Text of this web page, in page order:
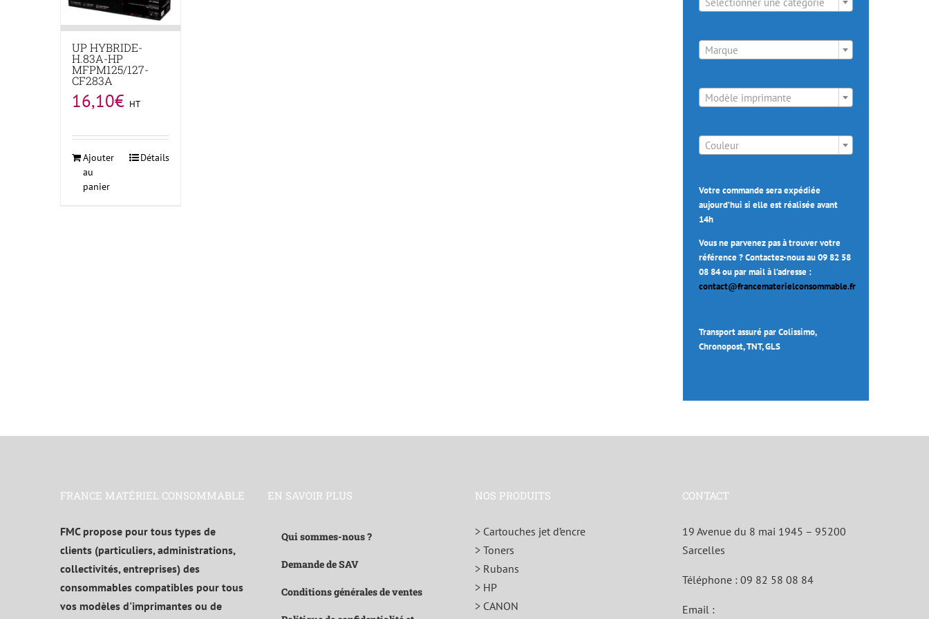
UP HYBRIDE-
H.83A-HP
MFPM125/127-
CF283A
16,10€ HT
Ajouter
au
panier
Détails
Marque
Modèle imprimante
Couleur
Votre commande sera expédiée
aujourd’hui si elle est réalisée avant
14h
Vous ne parvenez pas à trouver votre
référence ? Contactez-nous au 09 82 58
08 84 ou par mail à l’adresse :
contact@francematerielconsommable.fr
Transport assuré par Colissimo,
Chronopost, TNT, GLS
FRANCE MATÉRIEL CONSOMMABLE
FMC propose pour tous types de
clients (particuliers, administrations,
collectivités, entreprises) des
consommables compatibles pour tous
vos modèles d'imprimantes ou de
EN SAVOIR PLUS
Qui sommes-nous ?
Demande de SAV
Conditions générales de ventes
NOS PRODUITS
> Cartouches jet d’encre
> Toners
> Rubans
> HP
> CANON
CONTACT
19 Avenue du 8 mai 1945 – 95200
Sarcelles
Téléphone : 09 82 58 08 84
Email :